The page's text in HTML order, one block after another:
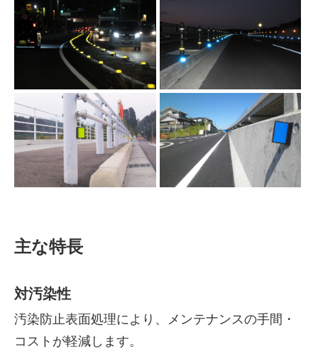
主な特長
対汚染性
汚染防止表面処理により、メンテナンスの手間・
コストが軽減します。